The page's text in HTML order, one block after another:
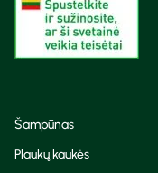
Šampūnas
Plaukų kaukės